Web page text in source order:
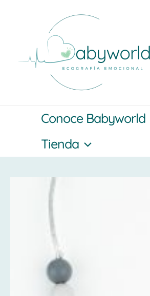
contenido
Conoce Babyworld
Tienda